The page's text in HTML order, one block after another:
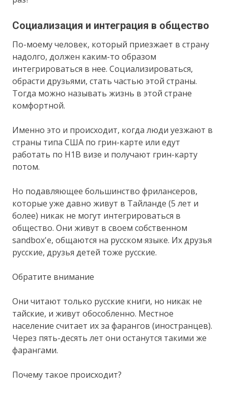
Социализация и интеграция в общество
По-моему человек, который приезжает в страну
надолго, должен каким-то образом
интегрироваться в нее. Социализироваться,
обрасти друзьями, стать частью этой страны.
Тогда можно называть жизнь в этой стране
комфортной.
Именно это и происходит, когда люди уезжают в
страны типа США по грин-карте или едут
работать по H1B визе и получают грин-карту
потом.
Но подавляющее большинство фрилансеров,
которые уже давно живут в Тайланде (5 лет и
более) никак не могут интегрироваться в
общество. Они живут в своем собственном
sandbox'е, общаются на русском языке. Их друзья
русские, друзья детей тоже русские.
Обратите внимание
Они читают только русские книги, но никак не
тайские, и живут обособленно. Местное
население считает их за фарангов (иностранцев).
Через пять-десять лет они останутся такими же
фарангами.
Почему такое происходит?